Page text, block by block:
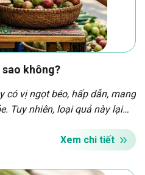
không?
có vị ngọt béo, hấp dẫn, mang
Tuy nhiên, loại quả này lại
sầu riêng kỵ gì? Ăn sầu
Xem chi tiết